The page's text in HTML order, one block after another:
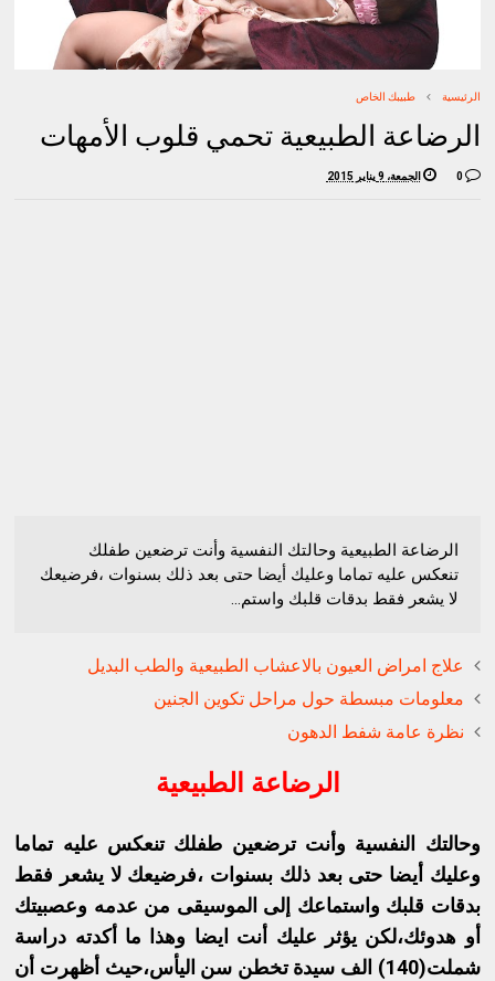
الرئيسية طبيبك الخاص
الرضاعة الطبيعية تحمي قلوب الأمهات
0 الجمعة، 9 يناير 2015
الرضاعة الطبيعية وحالتك النفسية وأنت ترضعين طفلك
تنعكس عليه تماما وعليك أيضا حتى بعد ذلك بسنوات ،فرضيعك
لا يشعر فقط بدقات قلبك واستم...
علاج امراض العيون بالاعشاب الطبيعية والطب البديل
معلومات مبسطة حول مراحل تكوين الجنين
نظرة عامة شفط الدهون
الرضاعة الطبيعية
وحالتك النفسية وأنت ترضعين طفلك تنعكس عليه تماما
وعليك أيضا حتى بعد ذلك بسنوات ،فرضيعك لا يشعر فقط
بدقات قلبك واستماعك إلى الموسيقى من عدمه وعصبيتك
أو هدوئك،لكن يؤثر عليك أنت ايضا وهذا ما أكدته دراسة
شملت(140) الف سيدة تخطن سن اليأس،حيث أظهرت أن